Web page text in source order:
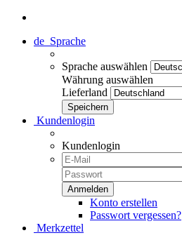
de Sprache
Sprache auswählen
Währung auswählen
Lieferland
Kundenlogin
Kundenlogin
Konto erstellen
Passwort vergessen?
Merkzettel